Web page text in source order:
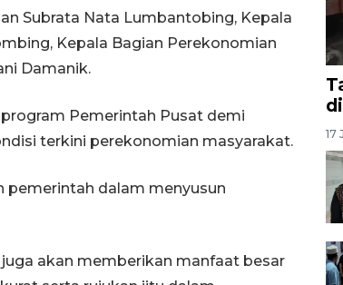
Subrata Nata Lumbantobing, Kepala
Kepala Bagian Perekonomian
Damanik.
Pemerintah Pusat demi
terkini perekonomian masyarakat.
pemerintah dalam menyusun
akan memberikan manfaat besar
17